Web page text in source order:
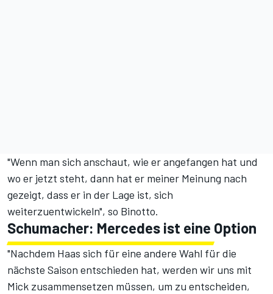
"Wenn man sich anschaut, wie er angefangen hat und
wo er jetzt steht, dann hat er meiner Meinung nach
gezeigt, dass er in der Lage ist, sich
weiterzuentwickeln", so Binotto.
Schumacher: Mercedes ist eine Option
"Nachdem Haas sich für eine andere Wahl für die
nächste Saison entschieden hat, werden wir uns mit
Mick zusammensetzen müssen, um zu entscheiden,